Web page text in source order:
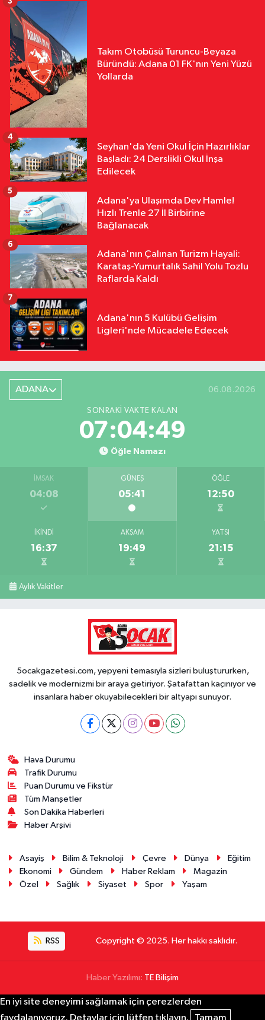
Takım Otobüsü Turuncu-Beyaza
Büründü: Adana 01 FK'nın Yeni Yüzü
Yollarda
Seyhan'da Yeni Okul İçin Hazırlıklar
Başladı: 24 Derslikli Okul İnşa
Edilecek
4
Adana'ya Ulaşımda Dev Hamle!
Hızlı Trenle 27 İl Birbirine
Bağlanacak
5
Adana'nın Çalınan Turizm Hayali:
Karataş-Yumurtalık Sahil Yolu Tozlu
Raflarda Kaldı
6
Adana'nın 5 Kulübü Gelişim
Ligleri'nde Mücadele Edecek
7
ADANA 06.08.2026
SONRAKI VAKTE KALAN
07:04:48
Öğle Namazı
İMSAK
04:08
GÜNEŞ
05:41
ÖĞLE
12:50
İKINDI
16:37
AKŞAM
19:49
YATSI
21:15
Aylık Vakitler
5ocakgazetesi.com, yepyeni temasıyla sizleri buluştururken,
sadelik ve modernizmi bir araya getiriyor. Şatafattan kaçınıyor ve
insanlara haber okuyabilecekleri bir altyapı sunuyor.
Hava Durumu
Trafik Durumu
Puan Durumu ve Fikstür
Tüm Manşetler
Son Dakika Haberleri
Haber Arşivi
Asayiş Bilim & Teknoloji Çevre Dünya
Eğitim
Ekonomi
Gündem Haber Reklam
Magazin
Özel
Sağlık Siyaset Spor Yaşam
RSS Copyright © 2025. Her hakkı saklıdır.
Haber Yazılımı: TE Bilişim
En iyi site deneyimi sağlamak için çerezlerden
faydalanıyoruz. Detaylar için lütfen tıklayın.
Tamam